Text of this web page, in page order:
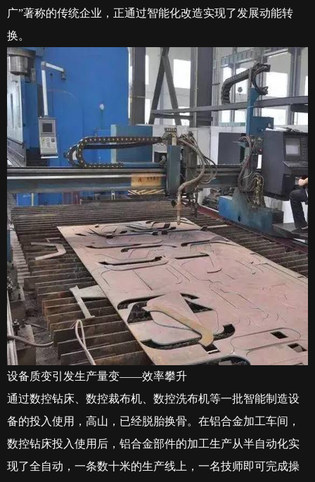
广”著称的传统企业，正通过智能化改造实现了发展动能转
换。
设备质变引发生产量变——效率攀升
通过数控钻床、数控裁布机、数控洗布机等一批智能制造设
备的投入使用，高山，已经脱胎换骨。在铝合金加工车间，
数控钻床投入使用后，铝合金部件的加工生产从半自动化实
现了全自动，一条数十米的生产线上，一名技师即可完成操